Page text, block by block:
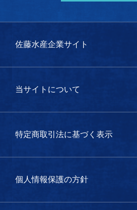
佐藤水産企業サイト
当サイトについて
特定商取引法に基づく表示
個人情報保護の方針